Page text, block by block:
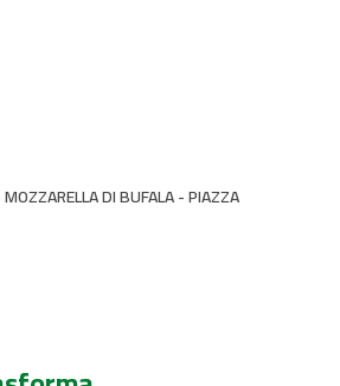
DI BUFALA - PIAZZA